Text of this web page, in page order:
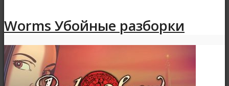
Worms Убойные разборки